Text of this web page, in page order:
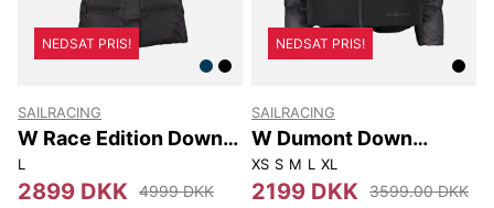
NEDSAT PRIS!
SAILRACING
W Race Edition Down
Parka
L
2899 DKK 4999 DKK
NEDSAT PRIS!
SAILRACING
W Dumont Down
Jacket
XS S M L XL
2199 DKK 3599.00 DKK